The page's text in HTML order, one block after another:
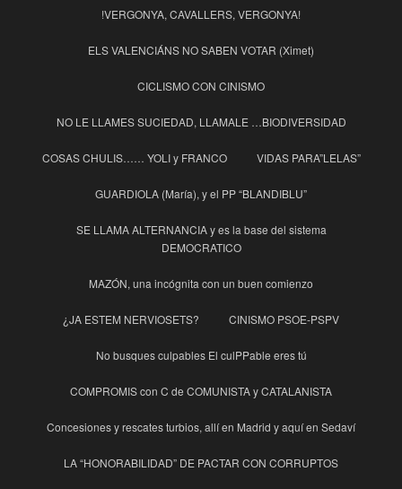
!VERGONYA, CAVALLERS, VERGONYA!
ELS VALENCIÁNS NO SABEN VOTAR (Ximet)
CICLISMO CON CINISMO
NO LE LLAMES SUCIEDAD, LLAMALE …BIODIVERSIDAD
COSAS CHULIS…… YOLI y FRANCO VIDAS PARA”LELAS”
GUARDIOLA (María), y el PP “BLANDIBLU”
SE LLAMA ALTERNANCIA y es la base del sistema
DEMOCRATICO
MAZÓN, una incógnita con un buen comienzo
¿JA ESTEM NERVIOSETS? CINISMO PSOE-PSPV
No busques culpables El culPPable eres tú
COMPROMIS con C de COMUNISTA y CATALANISTA
Concesiones y rescates turbios, allí en Madrid y aquí en Sedaví
LA “HONORABILIDAD” DE PACTAR CON CORRUPTOS